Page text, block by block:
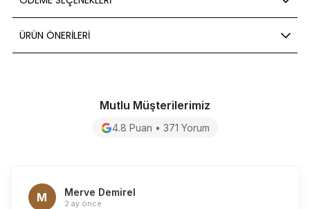
ÜRÜN ÖNERILERI
Mutlu Müşterilerimiz
4.8 Puan • 371 Yorum
M Merve Demirel
2 ay önce